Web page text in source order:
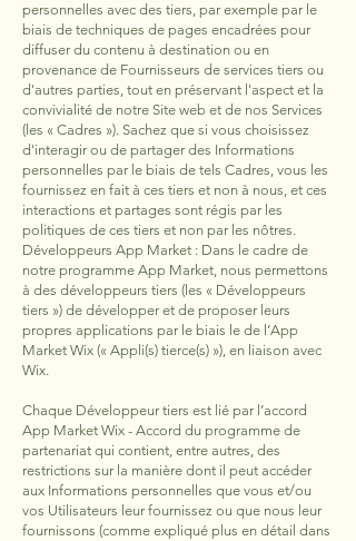
personnelles avec des tiers, par exemple par le
biais de techniques de pages encadrées pour
diffuser du contenu à destination ou en
provenance de Fournisseurs de services tiers ou
d'autres parties, tout en préservant l'aspect et la
convivialité de notre Site web et de nos Services
(les « Cadres »). Sachez que si vous choisissez
d'interagir ou de partager des Informations
personnelles par le biais de tels Cadres, vous les
fournissez en fait à ces tiers et non à nous, et ces
interactions et partages sont régis par les
politiques de ces tiers et non par les nôtres.
Développeurs App Market : Dans le cadre de
notre programme App Market, nous permettons
à des développeurs tiers (les « Développeurs
tiers ») de développer et de proposer leurs
propres applications par le biais le de l’App
Market Wix (« Appli(s) tierce(s) »), en liaison avec
Wix.
Chaque Développeur tiers est lié par l’accord
App Market Wix - Accord du programme de
partenariat qui contient, entre autres, des
restrictions sur la manière dont il peut accéder
aux Informations personnelles que vous et/ou
vos Utilisateurs leur fournissez ou que nous leur
fournissons (comme expliqué plus en détail dans